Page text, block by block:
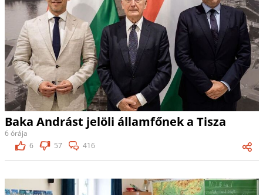
Baka Andrást jelöli államfőnek a Tisza
6 órája
6
57 416